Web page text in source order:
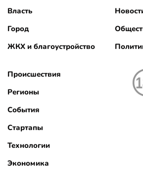
Власть
Город
ЖКХ и благоустройство
Происшествия
Регионы
События
Стартапы
Технологии
Экономика